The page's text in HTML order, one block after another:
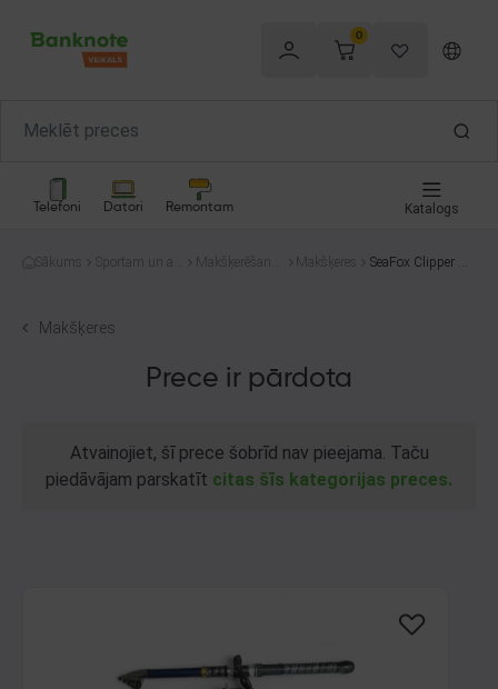
0
Telefoni Datori Remontam Katalogs
Sākums
Sportam un at
Makšķerēšana
Makšķeres
SeaFox Clipper F
Makšķeres
Prece ir pārdota
Atvainojiet, šī prece šobrīd nav pieejama. Taču
piedāvājam parskatīt citas šīs kategorijas preces.